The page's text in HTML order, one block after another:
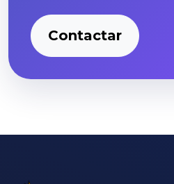
Contactar